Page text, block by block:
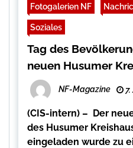
Fotogalerien NF
Soziales
Tag des
neuen Husumer
NF-Magazine
(CIS-intern) – Der
des Husumer
eingeladen wurde zu